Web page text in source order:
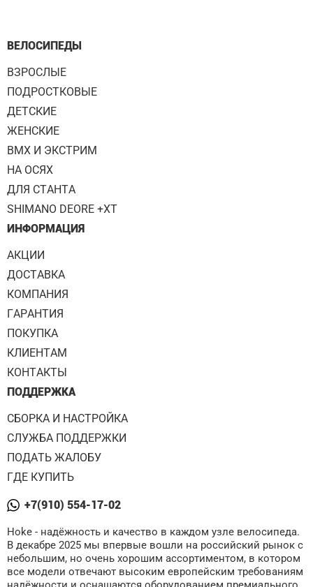
ВЕЛОСИПЕДЫ
ВЗРОСЛЫЕ
ПОДРОСТКОВЫЕ
ДЕТСКИЕ
ЖЕНСКИЕ
BMX И ЭКСТРИМ
НА ОСЯХ
ДЛЯ СТАНТА
SHIMANO DEORE +XT
ИНФОРМАЦИЯ
АКЦИИ
ДОСТАВКА
КОМПАНИЯ
ГАРАНТИЯ
ПОКУПКА
КЛИЕНТАМ
КОНТАКТЫ
ПОДДЕРЖКА
СБОРКА И НАСТРОЙКА
СЛУЖБА ПОДДЕРЖКИ
ПОДАТЬ ЖАЛОБУ
ГДЕ КУПИТЬ
+7(910) 554-17-02
Hoke - надёжность и качество в каждом узле велосипеда.
В декабре 2025 мы впервые вошли на российский рынок с
небольшим, но очень хорошим ассортиментом, в котором
все модели отвечают высоким европейским требованиям